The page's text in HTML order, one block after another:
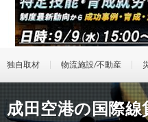
独自取材 物流施設/不動産
成田空港の国際